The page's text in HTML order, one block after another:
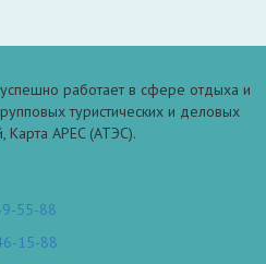
работает в сфере отдыха и
туристических и деловых
APEC (АТЭС).
55-88
15-88